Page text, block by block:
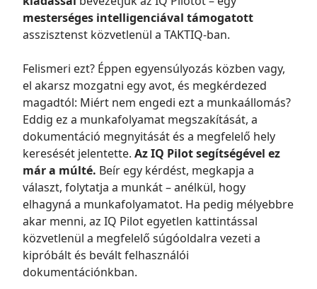
mesterséges intelligenciával támogatott
asszisztenst közvetlenül a TAKTIQ-ban.
Felismeri ezt? Éppen egyensúlyozás közben vagy,
el akarsz mozgatni egy avot, és megkérdezed
magadtól: Miért nem engedi ezt a munkaállomás?
Eddig ez a munkafolyamat megszakítását, a
dokumentáció megnyitását és a megfelelő hely
keresését jelentette. Az IQ Pilot segítségével ez
már a múlté. Beír egy kérdést, megkapja a
választ, folytatja a munkát – anélkül, hogy
elhagyná a munkafolyamatot. Ha pedig mélyebbre
akar menni, az IQ Pilot egyetlen kattintással
közvetlenül a megfelelő súgóoldalra vezeti a
kipróbált és bevált felhasználói
dokumentációnkban.